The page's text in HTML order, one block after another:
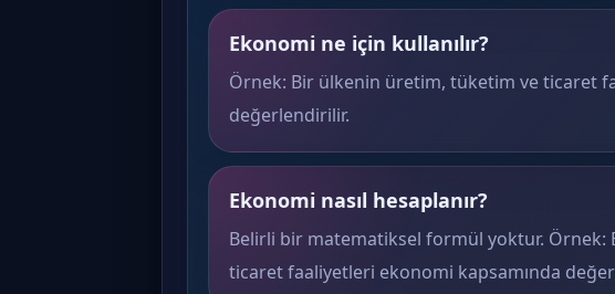
Ekonomi ne için kullanılır?
Örnek: Bir ülkenin üretim, tüketim ve ticaret
değerlendirilir.
Ekonomi nasıl hesaplanır?
Belirli bir matematiksel formül yoktur.
ticaret faaliyetleri ekonomi kapsamında